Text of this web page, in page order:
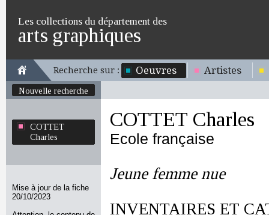
Les collections du département des
arts graphiques
Recherche sur : Oeuvres Artistes
Nouvelle recherche
COTTET
Charles
Mise à jour de la fiche
20/10/2023
COTTET Charles
Ecole française
Jeune femme nue
INVENTAIRES ET